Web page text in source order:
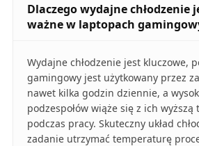
Dlaczego wydajne chłodzenie
ważne w laptopach
Wydajne chłodzenie jest kluczowe,
gamingowy jest użytkowany przez
nawet kilka godzin dziennie, a
podzespołów wiąże się z ich
podczas pracy. Skuteczny układ
zadanie utrzymać temperaturę